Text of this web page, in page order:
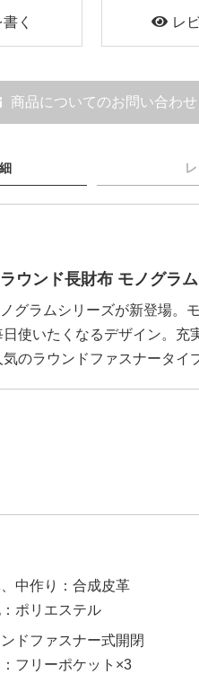
く レ
商品についてのお問い合わせ
ウンド長財布 モノグラ
グラムシリーズが新登場。
使いたくなるデザイン。充
のラウンドファスナータイ
中作り：合成皮革
ポリエステル
ドファスナー式開閉
フリーポケット×3